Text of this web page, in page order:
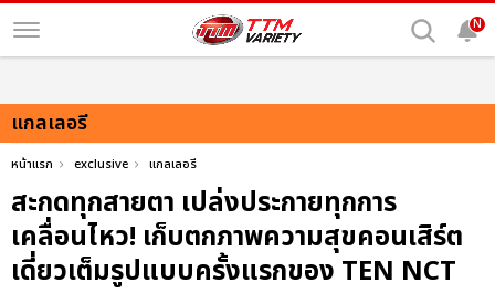
N
แกลเลอรี
หน้าแรก exclusive แกลเลอรี
สะกดทุกสายตา เปล่งประกายทุกการ
เคลื่อนไหว! เก็บตกภาพความสุขคอนเสิร์ต
เดี่ยวเต็มรูปแบบครั้งแรกของ TEN NCT